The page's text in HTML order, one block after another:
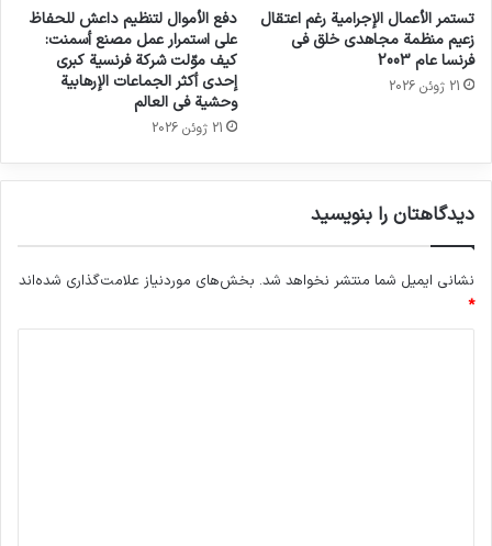
تستمر الأعمال الإجرامية رغم اعتقال
زعيم منظمة مجاهدي خلق في
فرنسا عام 2003
21 ژوئن 2026
دفع الأموال لتنظيم داعش للحفاظ
على استمرار عمل مصنع أسمنت:
كيف موّلت شركة فرنسية كبرى
إحدى أكثر الجماعات الإرهابية
وحشية في العالم
21 ژوئن 2026
دیدگاهتان را بنویسید
نشانی ایمیل شما منتشر نخواهد شد. بخش‌های موردنیاز علامت‌گذاری شده‌اند
*